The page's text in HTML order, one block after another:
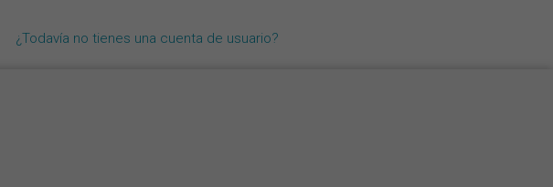
¿Todavía no tienes una cuenta de usuario?